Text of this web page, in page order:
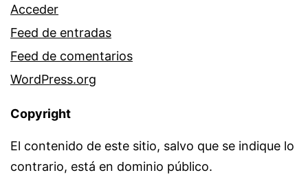
Acceder
Feed de entradas
Feed de comentarios
WordPress.org
Copyright
El contenido de este sitio, salvo que se indique lo
contrario, está en dominio público.